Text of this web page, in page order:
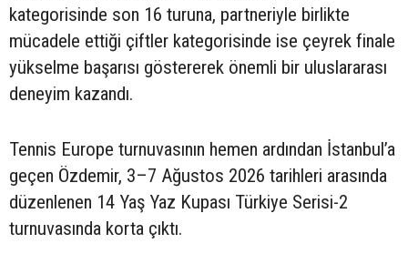
kategorisinde son 16 turuna, partneriyle birlikte
mücadele ettiği çiftler kategorisinde ise çeyrek finale
yükselme başarısı göstererek önemli bir uluslararası
deneyim kazandı.
Tennis Europe turnuvasının hemen ardından İstanbul’a
geçen Özdemir, 3–7 Ağustos 2026 tarihleri arasında
düzenlenen 14 Yaş Yaz Kupası Türkiye Serisi-2
turnuvasında korta çıktı.